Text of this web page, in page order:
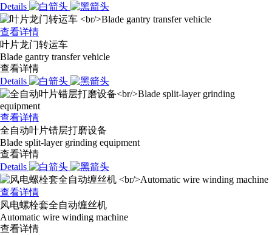
Details
查看详情
叶片龙门转运车
Blade gantry transfer vehicle
查看详情
Details
查看详情
全自动叶片错层打磨设备
Blade split-layer grinding equipment
查看详情
Details
查看详情
风电螺栓套全自动缠丝机
Automatic wire winding machine
查看详情